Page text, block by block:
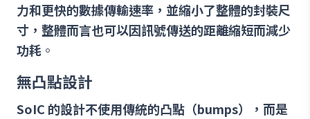
力和更快的數據傳輸速率，並縮小了整體的封裝尺
寸，整體而言也可以因訊號傳送的距離縮短而減少
功耗 。
無凸點設計
SoIC 的設計不使用傳統的凸點（bumps），而是